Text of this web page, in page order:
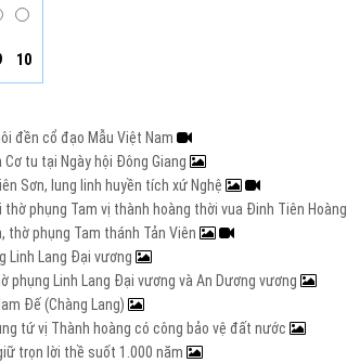
10
đền cổ đạo Mẫu Việt Nam
tu tại Ngày hội Đông Giang
Sơn, lung linh huyền tích xứ Nghệ
thờ phụng Tam vị thành hoàng thời vua Đinh Tiên Hoàng
thờ phụng Tam thánh Tản Viên
Linh Lang Đại vương
phụng Linh Lang Đại vương và An Dương vương
Đế (Chàng Lang)
tứ vị Thành hoàng có công bảo vệ đất nước
trọn lời thề suốt 1.000 năm